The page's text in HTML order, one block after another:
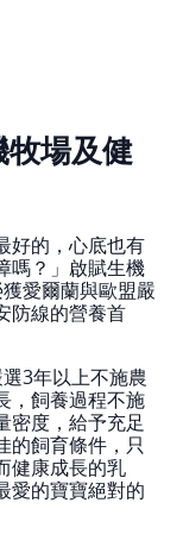
場及健
好的，心底也有
嗎？」啟賦生機
愛爾蘭與歐盟嚴
防線的營養首
3年以上不施農
，飼養過程不施
密度，給予充足
的飼育條件，只
健康成長的乳
愛的寶寶絕對的